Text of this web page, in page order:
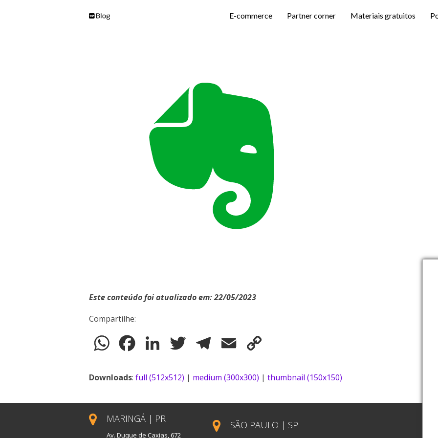
E-commerce Partner corner Materiais gratuitos
Este conteúdo foi atualizado em: 22/05/2023
Compartilhe:
WhatsAppFacebookLinkedIn Twitter TelegramEmail
Downloads: full (512x512) | medium (300x300) | thumbnail (150x150)
MARINGÁ | PR
Av. Duque de Caxias, 672
SÃO PAULO | SP